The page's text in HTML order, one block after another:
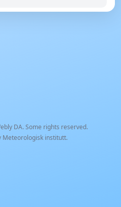
DA. Some rights reserved.
institutt.